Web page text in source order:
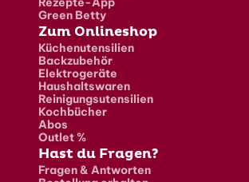
Green Betty
Zum Onlineshop
Küchenutensilien
Backzubehör
Elektrogeräte
Haushaltswaren
Reinigungsutensilien
Kochbücher
Abos
Outlet %
Hast du Fragen?
Fragen & Antworten